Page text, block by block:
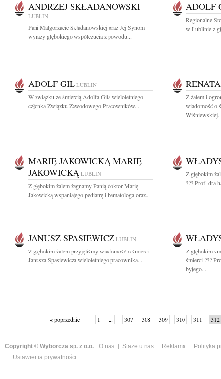
ANDRZEJ SKŁADANOWSKI
LUBLIN
Pani Małgorzacie Składanowskiej oraz Jej Synom
wyrazy głębokiego współczucia z powodu...
ADOLF
Regionalne
w Lublinie z
ADOLF GIL LUBLIN
W związku ze śmiercią Adolfa Gila wieloletniego
członka Związku Zawodowego Pracowników...
Z żalem i
wiadomość o
MARIĘ JAKOWICKĄ MARIĘ
JAKOWICKĄ LUBLIN
Z głębokim żalem żegnamy Panią doktor Marię
Jakowicką wspaniałego pediatrę i hematologa oraz...
Z głębokim
??? Prof. dra
JANUSZ SPASIEWICZ LUBLIN
Z głębokim żalem przyjęliśmy wiadomość o śmierci
Janusza Spasiewicza wieloletniego pracownika...
Z głębokim
śmierci ???
byłego...
« poprzednie 1 ... 307 308 309 310 311 312
Copyright © Wyborcza sp. z o.o. O nas Staże u nas Reklama
Polityka
Ustawienia prywatności